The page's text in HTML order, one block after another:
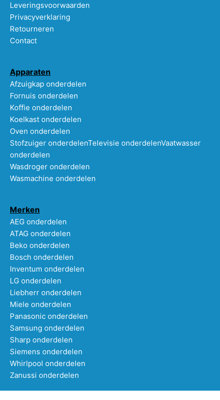
Leveringsvoorwaarden
Privacyverklaring
Retourneren
Contact
Apparaten
Afzuigkap onderdelen
Fornuis onderdelen
Koffie onderdelen
Koelkast onderdelen
Oven onderdelen
Stofzuiger onderdelenTelevisie onderdelenVaatwasser
onderdelen
Wasdroger onderdelen
Wasmachine onderdelen
Merken
AEG onderdelen
ATAG onderdelen
Beko onderdelen
Bosch onderdelen
Inventum onderdelen
LG onderdelen
Liebherr onderdelen
Miele onderdelen
Panasonic onderdelen
Samsung onderdelen
Sharp onderdelen
Siemens onderdelen
Whirlpool onderdelen
Zanussi onderdelen